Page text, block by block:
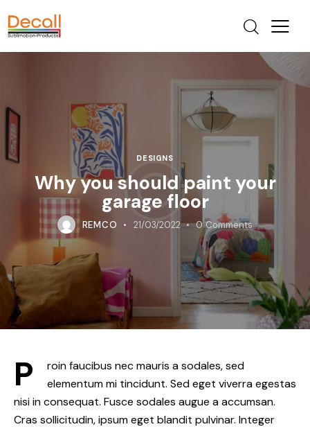
DESIGNS
Why you should paint your
garage floor
REMCO 21/03/2022 0 Comments
P
roin faucibus nec mauris a sodales, sed
elementum mi tincidunt. Sed eget viverra egestas
nisi in consequat. Fusce sodales augue a accumsan.
Cras sollicitudin, ipsum eget blandit pulvinar. Integer